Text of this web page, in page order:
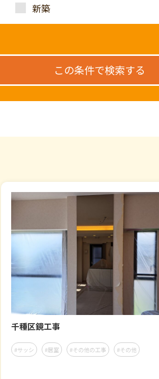
新築
この条件で検索する
千種区鏡工事
#サッシ #居室 #その他の工事 #その他